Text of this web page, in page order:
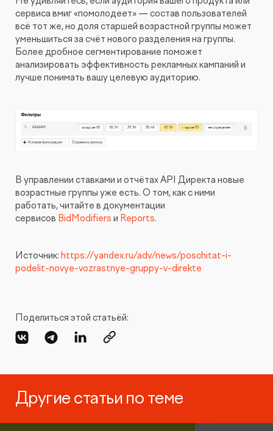
сервиса вмиг «помолодеет» — состав пользователей
всё тот же, но доля старшей возрастной группы может
уменьшиться за счёт нового разделения на группы.
Более дробное сегментирование поможет
анализировать эффективность рекламных кампаний и
лучше понимать вашу целевую аудиторию.
В управлении ставками и отчётах API Директа новые
возрастные группы уже есть. О том, как с ними
работать, читайте в документации
сервисов BidModifiers и Reports.
Источник: https://yandex.ru/adv/news/poschitat-i-
podelit-novye-vozrastnye-gruppy-v-direkte
Поделиться этой статьёй:
Другие статьи по теме